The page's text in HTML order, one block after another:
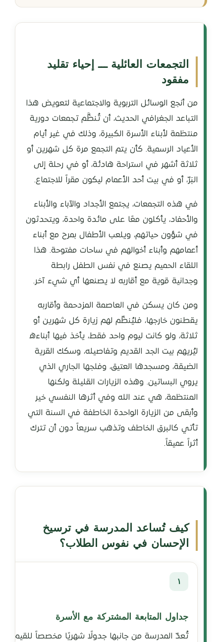
التجمعات العائلية ـــ إحياء تقليد
مفقود
من أنجع الوسائل التربوية والاجتماعية لتعويض هذا
التباعد الجغرافي الحديث، أن تُنظَّم تجمعات دورية
منتظمة لأبناء الأسرة الكبيرة، وذلك في غير أيام
الأعياد الرسمية. كأن يتم التجمع مرة كل شهرين أو
ثلاثة أشهر في استراحة هادئة، أو في رحلة إلى
البَرّ، أو في بيت أحد الأعمام ليكون مقراً للاجتماع.
في هذه التجمعات، يجتمع الأجداد والآباء والأبناء
والأحفاد، يأكلون معًا على مائدة واحدة، ويتحدثون
في شؤون حياتهم، ويلعب الأطفال بمرح مع أبناء
أعمامهم وأبناء أخوالهم في ساحات مفتوحة. هذا
اللقاء الحميم يصنع في نفس الطفل رابطة
وجدانية قوية مع أقاربه لا يصنعها أي شيء آخر.
ومن كان يسكن في العاصمة المزدحمة وأقاربه
يقطنون خارجها، فليُنظّم لهم زيارة كل شهرين أو
ثلاثة، ولو كانت ليوم واحد فقط، يأخذ فيها أبناءه
ليُريهم بيت الجد القديم وتفاصيله، وسكك القرية
الضيقة، ومسجدها العتيق، وفلجها الجاري الذي
يروي البساتين. وهذه الزيارات القليلة ولكنها
المنتظمة، هي عند الله وفي أثرها النفسي خير
وأبقى من الزيارة الواحدة الخاطفة في السنة التي
تأتي كالبرق الخاطف وتذهب سريعاً دون أن تترك
أثراً عميقاً.
كيف تُساعد المدرسة في ترسيخ
الإحسان في نفوس الطلاب؟
١
جداول المتابعة المشتركة مع الأسرة
تُعدّ المدرسة من جانبها جدولًا شهريًا مخصصاً للقيم